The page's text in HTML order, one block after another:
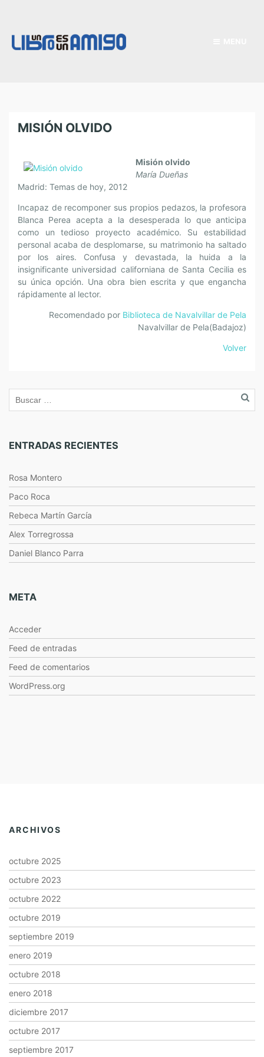
MISIÓN OLVIDO
Misión olvido
María Dueñas
Madrid: Temas de hoy, 2012
Incapaz de recomponer sus propios pedazos, la profesora
Blanca Perea acepta a la desesperada lo que anticipa
como un tedioso proyecto académico. Su estabilidad
personal acaba de desplomarse, su matrimonio ha saltado
por los aires. Confusa y devastada, la huida a la
insignificante universidad californiana de Santa Cecilia es
su única opción. Una obra bien escrita y que engancha
rápidamente al lector.
Recomendado por Biblioteca de Navalvillar de Pela
Navalvillar de Pela(Badajoz)
Volver
ENTRADAS RECIENTES
Rosa Montero
Paco Roca
Rebeca Martín García
Alex Torregrossa
Daniel Blanco Parra
META
Acceder
Feed de entradas
Feed de comentarios
WordPress.org
ARCHIVOS
octubre 2025
octubre 2023
octubre 2022
octubre 2019
septiembre 2019
enero 2019
octubre 2018
enero 2018
diciembre 2017
octubre 2017
septiembre 2017